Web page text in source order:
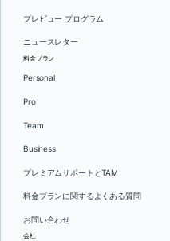
プレビュー プログラム
ニュースレター
料金プラン
Personal
Pro
Team
Business
プレミアムサポートとTAM
料金プランに関するよくある質問
お問い合わせ
会社